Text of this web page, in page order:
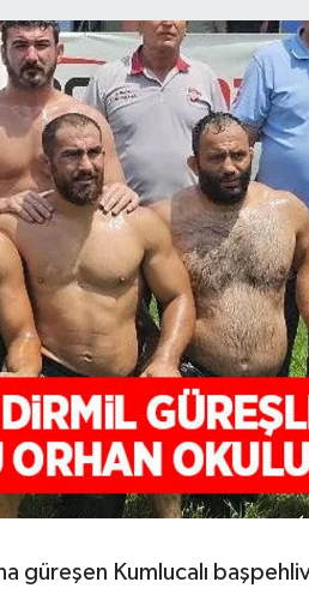
güreşen Kumlucalı